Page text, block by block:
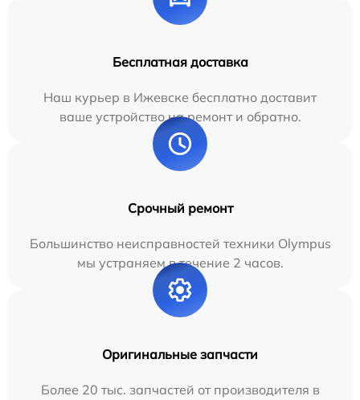
Бесплатная доставка
Наш курьер в Ижевске бесплатно доставит
ваше устройство на ремонт и обратно.
Срочный ремонт
Большинство неисправностей техники Olympus
мы устраняем в течение 2 часов.
Оригинальные запчасти
Более 20 тыс. запчастей от производителя в